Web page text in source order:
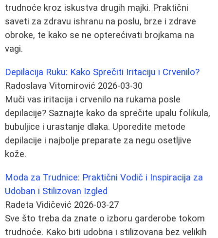
trudnoće kroz iskustva drugih majki. Praktični
saveti za zdravu ishranu na poslu, brze i zdrave
obroke, te kako se ne opterećivati brojkama na
vagi.
Depilacija Ruku: Kako Sprečiti Iritaciju i Crvenilo?
Radoslava Vitomirović 2026-03-30
Muči vas iritacija i crvenilo na rukama posle
depilacije? Saznajte kako da sprečite upalu folikula,
bubuljice i urastanje dlaka. Uporedite metode
depilacije i najbolje preparate za negu osetljive
kože.
Moda za Trudnice: Praktični Vodič i Inspiracija za
Udoban i Stilizovan Izgled
Radeta Vidičević 2026-03-27
Sve što treba da znate o izboru garderobe tokom
trudnoće. Kako biti udobna i stilizovana bez velikih